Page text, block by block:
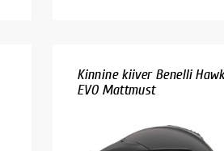
Kinnine kiiver Benelli Hawk
EVO Mattmust